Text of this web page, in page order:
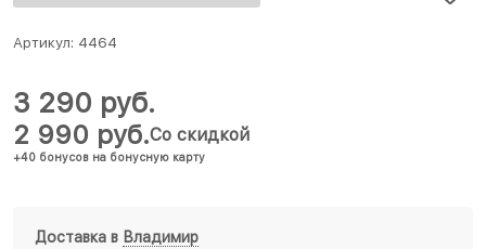
Артикул: 4464
2 990 руб.
+40 бонусов на бонусную карту
Со скидкой
3 290 руб.
Доставка в Владимир